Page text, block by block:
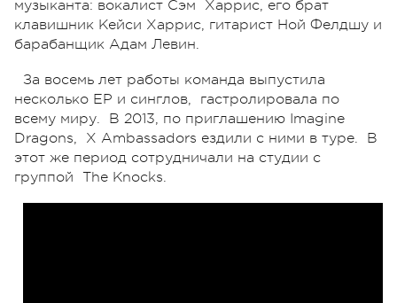
музыканта: вокалист Сэм Харрис, его брат
клавишник Кейси Харрис, гитарист Ной Фелдшу и
барабанщик Адам Левин.
За восемь лет работы команда выпустила
несколько EP и синглов, гастролировала по
всему миру. В 2013, по приглашению Imagine
Dragons, X Ambassadors ездили с ними в туре. В
этот же период сотрудничали на студии с
группой The Knocks.